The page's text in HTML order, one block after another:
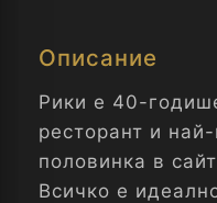
Описание
Рики е 40-
ресторант и
половинка в
Всичко е